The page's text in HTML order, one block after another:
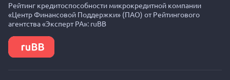
Рейтинг кредитоспособности микрокредитной компании
«Центр Финансовой Поддержки» (ПАО) от Рейтингового
агентства «Эксперт РА»: ruBB